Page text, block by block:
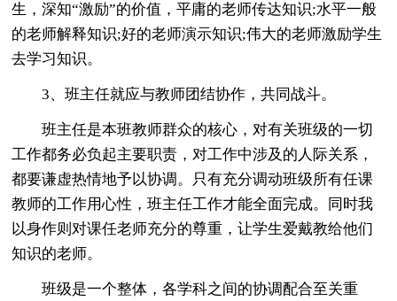
生，深知“激励”的价值，平庸的老师传达知识;水平一般
的老师解释知识;好的老师演示知识;伟大的老师激励学生
去学习知识。
3、班主任就应与教师团结协作，共同战斗。
班主任是本班教师群众的核心，对有关班级的一切
工作都务必负起主要职责，对工作中涉及的人际关系，
都要谦虚热情地予以协调。只有充分调动班级所有任课
教师的工作用心性，班主任工作才能全面完成。同时我
以身作则对课任老师充分的尊重，让学生爱戴教给他们
知识的老师。
班级是一个整体，各学科之间的协调配合至关重